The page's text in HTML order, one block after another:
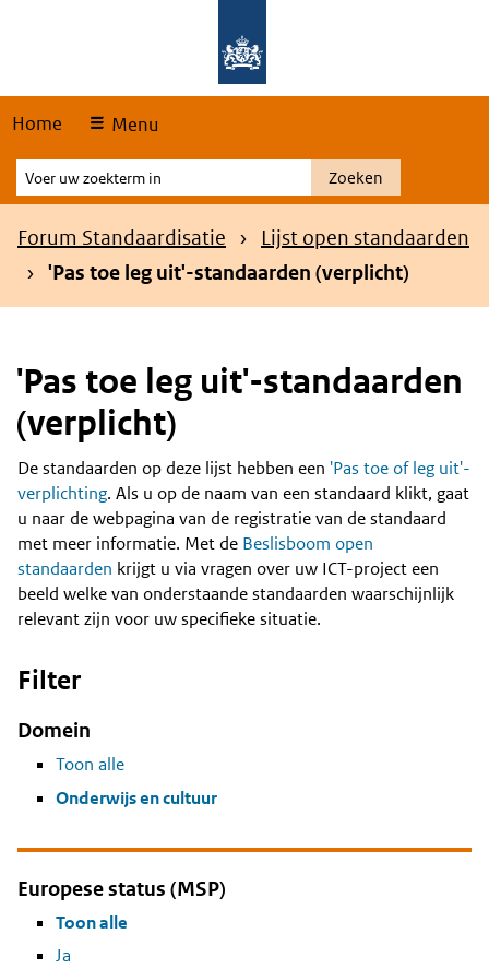
Home Menu
Voer
uw
zoekterm
Zoeken
Kruimelpad
Forum Standaardisatie
Lijst open standaarden
'Pas toe leg uit'-standaarden (verplicht)
'Pas toe leg uit'-standaarden
(verplicht)
Content
De standaarden op deze lijst hebben een 'Pas toe of leg uit'-
verplichting. Als u op de naam van een standaard klikt, gaat
u naar de webpagina van de registratie van de standaard
met meer informatie. Met de Beslisboom open
standaarden krijgt u via vragen over uw ICT-project een
beeld welke van onderstaande standaarden waarschijnlijk
relevant zijn voor uw specifieke situatie.
Filter
Domein
Toon alle
Onderwijs en cultuur
Europese status (MSP)
Toon alle
Ja